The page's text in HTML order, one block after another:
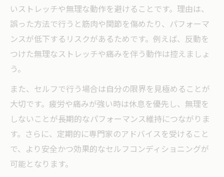
いストレッチや無理な動作を避けることです。理由は、
誤った方法で行うと筋肉や関節を傷めたり、パフォーマ
ンスが低下するリスクがあるためです。例えば、反動を
つけた無理なストレッチや痛みを伴う動作は控えましょ
う。
また、セルフで行う場合は自分の限界を見極めることが
大切です。疲労や痛みが強い時は休息を優先し、無理を
しないことが長期的なパフォーマンス維持につながりま
す。さらに、定期的に専門家のアドバイスを受けること
で、より安全かつ効果的なセルフコンディショニングが
可能となります。